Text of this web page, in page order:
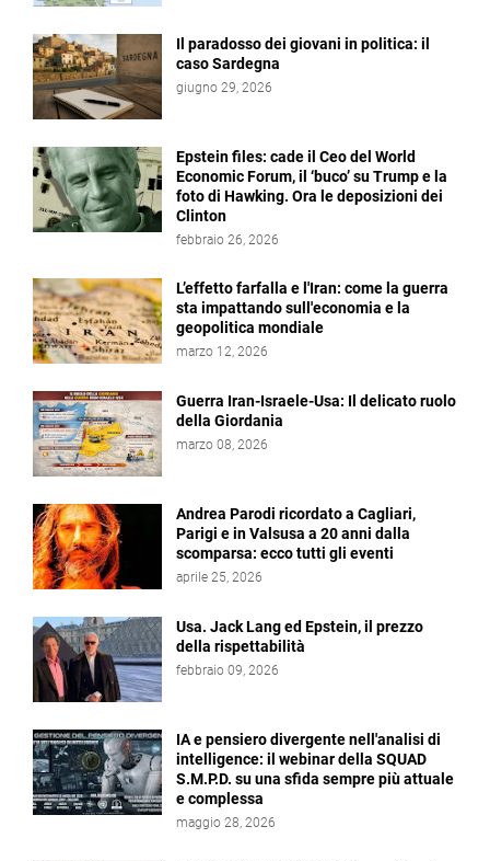
Il paradosso dei giovani in politica: il
caso Sardegna
giugno 29, 2026
Epstein files: cade il Ceo del World
Economic Forum, il ‘buco’ su Trump e la
foto di Hawking. Ora le deposizioni dei
Clinton
febbraio 26, 2026
L’effetto farfalla e l'Iran: come la guerra
sta impattando sull'economia e la
geopolitica mondiale
marzo 12, 2026
Guerra Iran-Israele-Usa: Il delicato ruolo
della Giordania
marzo 08, 2026
Andrea Parodi ricordato a Cagliari,
Parigi e in Valsusa a 20 anni dalla
scomparsa: ecco tutti gli eventi
aprile 25, 2026
Usa. Jack Lang ed Epstein, il prezzo
della rispettabilità
febbraio 09, 2026
IA e pensiero divergente nell'analisi di
intelligence: il webinar della SQUAD
S.M.P.D. su una sfida sempre più attuale
e complessa
maggio 28, 2026